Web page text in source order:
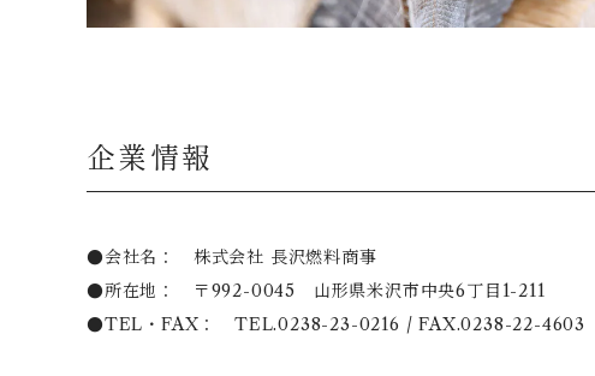
企業情報
●会社名： 株式会社 長沢燃料商事
●所在地： 〒992-0045 山形県米沢市中央6丁目1-211
●TEL・FAX： TEL.0238-23-0216 / FAX.0238-22-4603